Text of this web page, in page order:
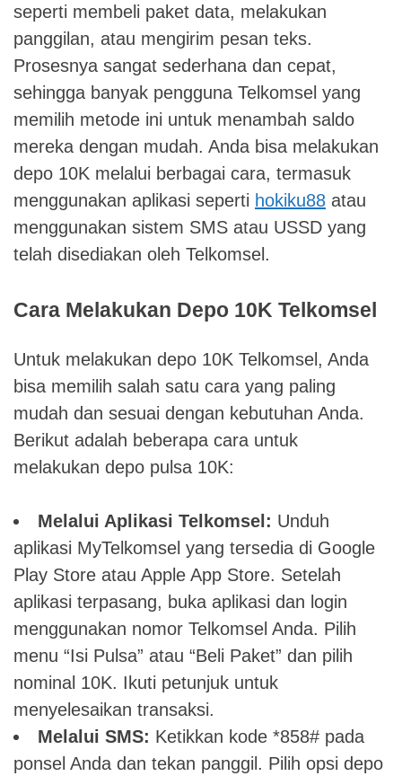
seperti membeli paket data, melakukan
panggilan, atau mengirim pesan teks.
Prosesnya sangat sederhana dan cepat,
sehingga banyak pengguna Telkomsel yang
memilih metode ini untuk menambah saldo
mereka dengan mudah. Anda bisa melakukan
depo 10K melalui berbagai cara, termasuk
menggunakan aplikasi seperti hokiku88 atau
menggunakan sistem SMS atau USSD yang
telah disediakan oleh Telkomsel.
Cara Melakukan Depo 10K Telkomsel
Untuk melakukan depo 10K Telkomsel, Anda
bisa memilih salah satu cara yang paling
mudah dan sesuai dengan kebutuhan Anda.
Berikut adalah beberapa cara untuk
melakukan depo pulsa 10K:
Melalui Aplikasi Telkomsel: Unduh
aplikasi MyTelkomsel yang tersedia di Google
Play Store atau Apple App Store. Setelah
aplikasi terpasang, buka aplikasi dan login
menggunakan nomor Telkomsel Anda. Pilih
menu “Isi Pulsa” atau “Beli Paket” dan pilih
nominal 10K. Ikuti petunjuk untuk
menyelesaikan transaksi.
Melalui SMS: Ketikkan kode *858# pada
ponsel Anda dan tekan panggil. Pilih opsi depo